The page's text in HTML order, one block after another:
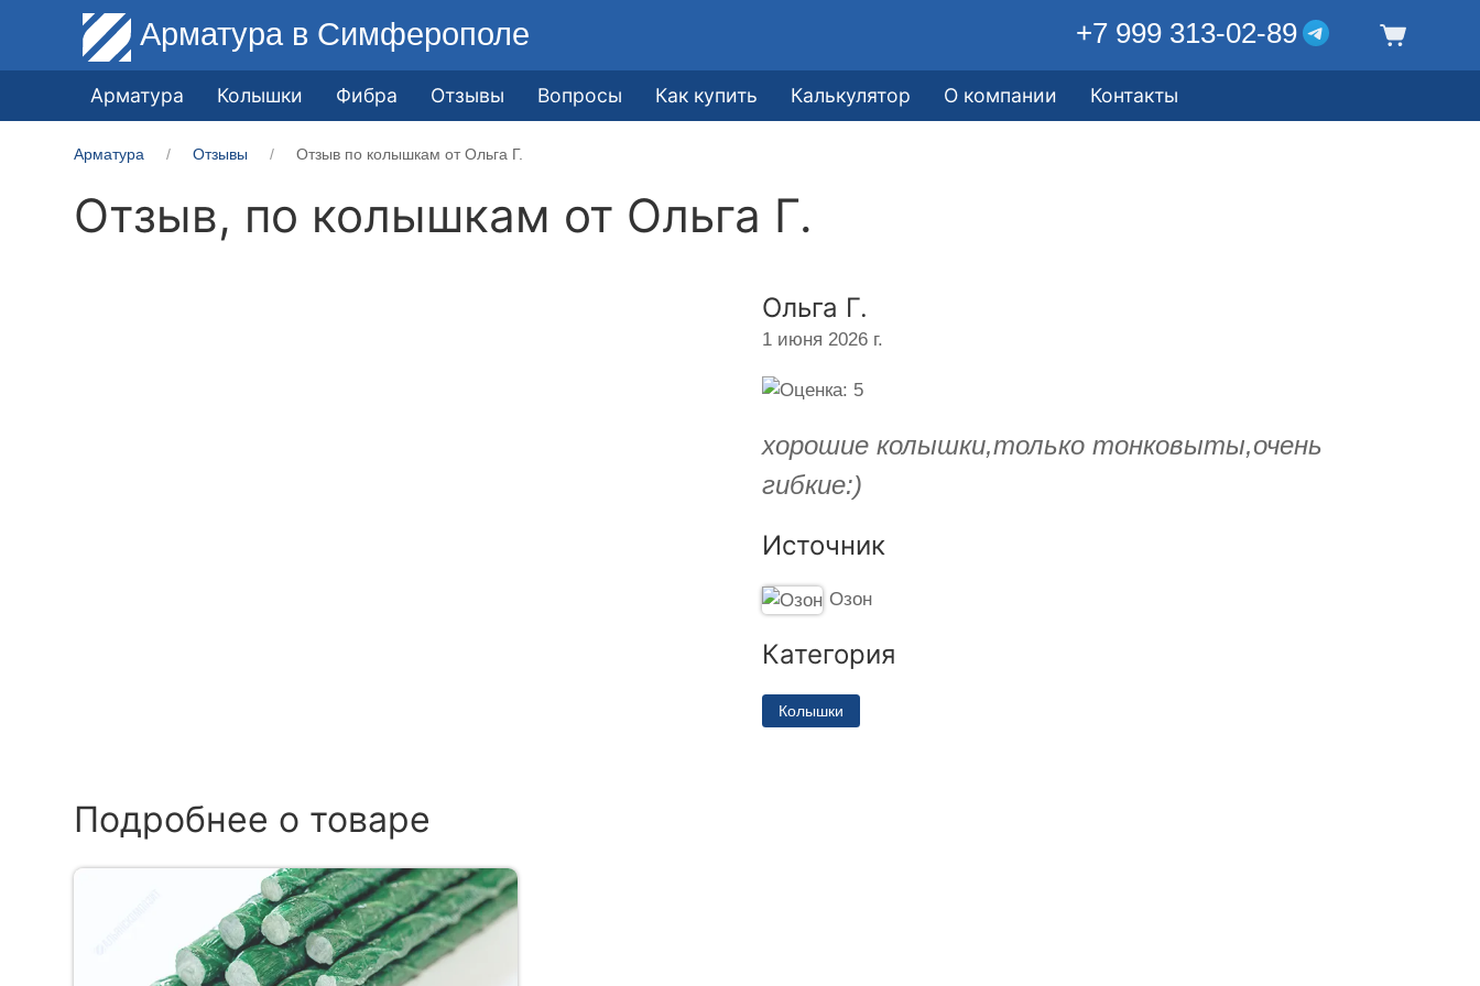
Арматура в Симферополе +7 999 313-02-89
Арматура Колышки Фибра Отзывы Вопросы Как купить Калькулятор О компании Контакты
Арматура Отзывы Отзыв по колышкам от Ольга Г.
Отзыв, по колышкам от Ольга Г.
Ольга Г.
1 июня 2026 г.
хорошие колышки,только тонковыты,очень
гибкие:)
Источник
Озон
Категория
Колышки
Подробнее о товаре